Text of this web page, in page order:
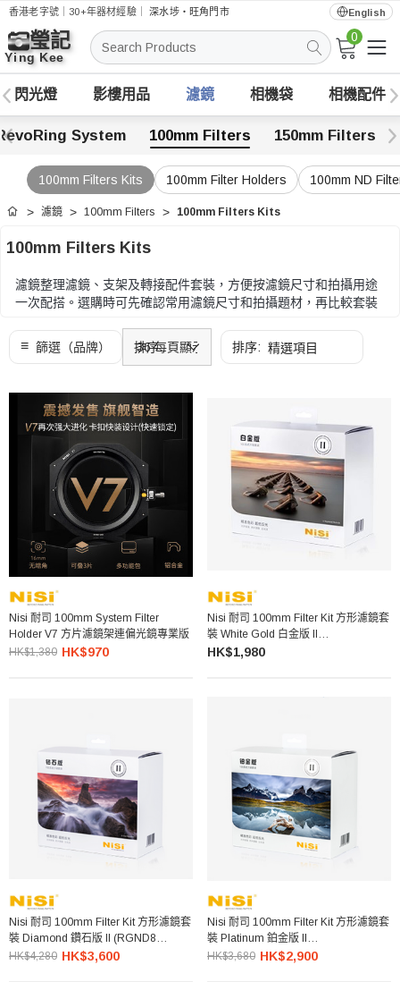
香港老字號｜30+年器材經驗｜深水埗・旺角門市 English
搜
索
0
閃光燈 影樓用品 濾鏡 相機袋 相機配件
System 100mm Filters 150mm Filters
100mm Filters Kits 100mm Filter Holders 100mm ND
首頁 濾鏡 100mm Filters 100mm Filters Kits
100mm Filters Kits
濾鏡整理濾鏡、支架及轉接配件套裝，方便按濾鏡尺寸和拍攝用途
一次配搭。選購時可先確認常用濾鏡尺寸和拍攝題材，再比較套裝
選購時可先確認常用濾鏡尺寸和拍攝題材，再比較套裝包含的濾
鏡、支架和轉接環。
Nisi 耐司 100mm System Filter
Holder V7 方片濾鏡架連偏光鏡專業版
HK$1,380 HK$970
Nisi 耐司 100mm Filter Kit 方形濾鏡套
裝 White Gold 白金版 II
(GND8+ND1000+便攜包)
HK$1,980
Nisi 耐司 100mm Filter Kit 方形濾鏡套
裝 Diamond 鑽石版 II (RGND8
SGND8 MGND8 ND64 ND1000 便攜
HK$4,280 HK$3,600
Nisi 耐司 100mm Filter Kit 方形濾鏡套
裝 Platinum 鉑金版 II
(RGND8+MGND8+ND64+ND1000+
HK$3,680 HK$2,900